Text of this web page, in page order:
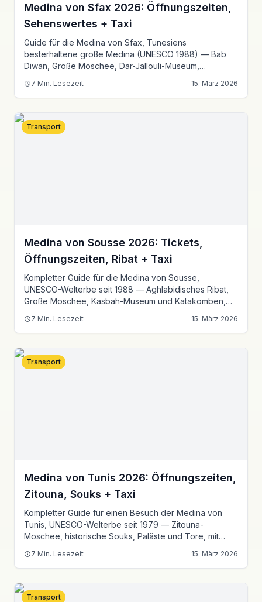
Medina von Sfax 2026: Öffnungszeiten,
Sehenswertes + Taxi
Guide für die Medina von Sfax, Tunesiens
besterhaltene große Medina (UNESCO 1988) — Bab
Diwan, Große Moschee, Dar-Jallouli-Museum,
7 Min. Lesezeit 15. März 2026
Transport
Medina von Sousse 2026: Tickets,
Öffnungszeiten, Ribat + Taxi
Kompletter Guide für die Medina von Sousse,
UNESCO-Welterbe seit 1988 — Aghlabidisches Ribat,
Große Moschee, Kasbah-Museum und Katakomben,
7 Min. Lesezeit 15. März 2026
Transport
Medina von Tunis 2026: Öffnungszeiten,
Zitouna, Souks + Taxi
Kompletter Guide für einen Besuch der Medina von
Tunis, UNESCO-Welterbe seit 1979 — Zitouna-
Moschee, historische Souks, Paläste und Tore, mit
7 Min. Lesezeit 15. März 2026
Transport